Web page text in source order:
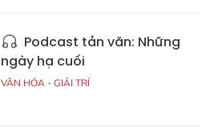
Podcast tản văn: Những
ngày hạ cuối
VĂN HÓA - GIẢI TRÍ